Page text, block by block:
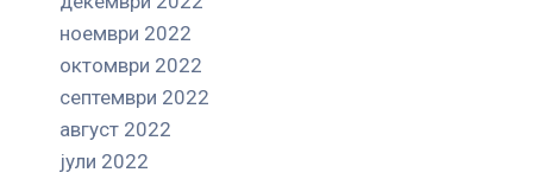
ноември 2022
октомври 2022
септември 2022
август 2022
јули 2022